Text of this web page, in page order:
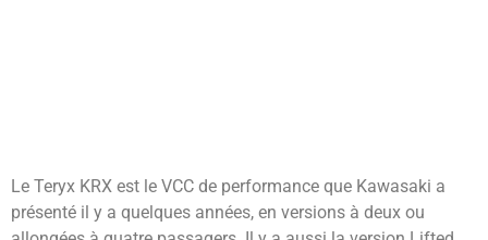
Le Teryx KRX est le VCC de performance que Kawasaki a
présenté il y a quelques années, en versions à deux ou